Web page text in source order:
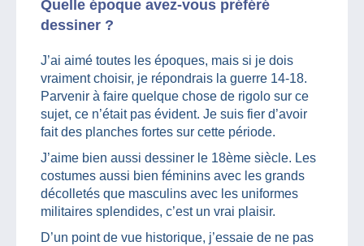
Quelle époque avez-vous préféré
dessiner ?
J’ai aimé toutes les époques, mais si je dois
vraiment choisir, je répondrais la guerre 14-18.
Parvenir à faire quelque chose de rigolo sur ce
sujet, ce n’était pas évident. Je suis fier d’avoir
fait des planches fortes sur cette période.
J’aime bien aussi dessiner le 18ème siècle. Les
costumes aussi bien féminins avec les grands
décolletés que masculins avec les uniformes
militaires splendides, c’est un vrai plaisir.
D’un point de vue historique, j’essaie de ne pas